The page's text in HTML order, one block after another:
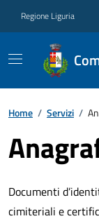
Regione Liguria
Home / Servizi /
Documenti
cimiteriali e